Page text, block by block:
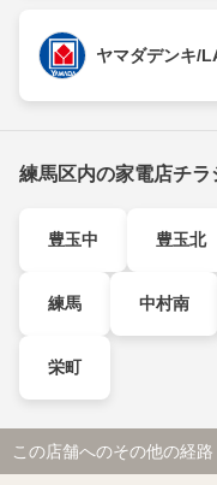
ヤマダデンキ/
練馬区内の家電店チラ
豊玉中 豊玉北
練馬 中村南
栄町
この店舗へのその他の経路